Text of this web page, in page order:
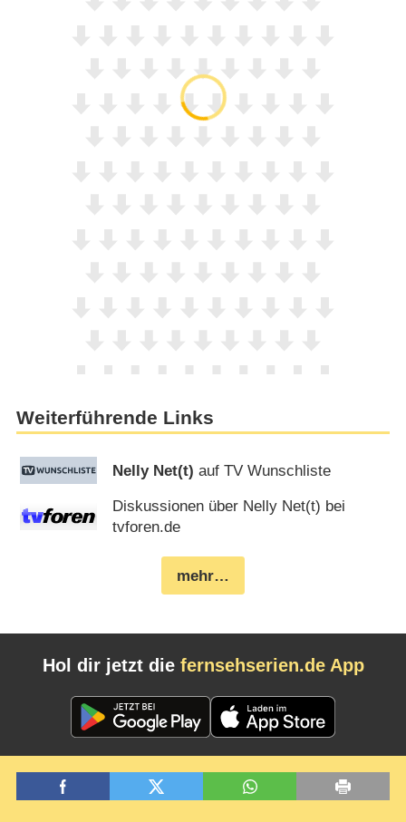
Weiterführende Links
Nelly Net(t) auf TV Wunschliste
Diskussionen über Nelly Net(t) bei
tvforen.de
mehr…
Hol dir jetzt die fernsehserien.de App